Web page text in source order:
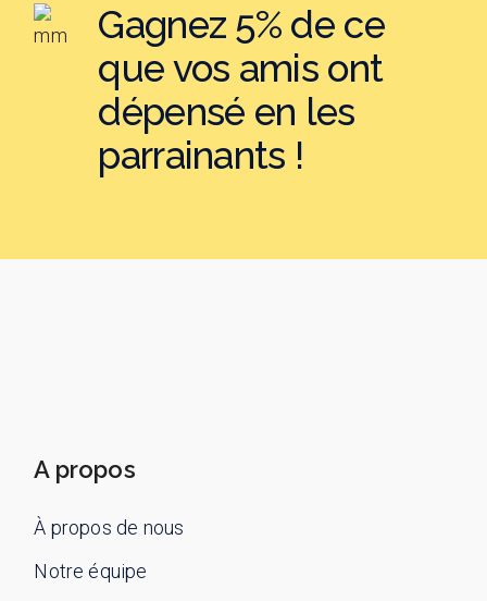
Gagnez 5% de ce
que vos amis ont
dépensé en les
parrainants !
A propos
À propos de nous
Notre équipe